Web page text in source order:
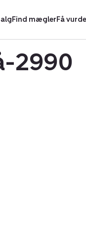
Find mæglerFå
2990